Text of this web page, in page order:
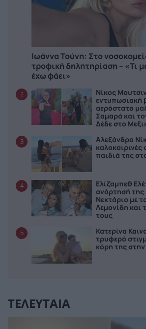
Ιωάννα Τούνη: Στο
τροφική δηλητηρίαση – «Τι
έχω φάει»
2
Νίκος
εντυπωσιακή
αερόστατο
Σαμαρά και
Δέδε στο
3
Αλεξάνδρα
καλοκαιρινές
παιδιά της
4
Ελίζαμπεθ
ανάρτησή της
Νεκτάριο με
Λεμονίδη και
τους
5
Κατερίνα
τρυφερό
κόρη της
ΤΕΛΕΥΤΑΙΑ